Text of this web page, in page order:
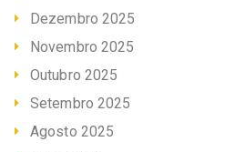
Dezembro 2025
Novembro 2025
Outubro 2025
Setembro 2025
Agosto 2025